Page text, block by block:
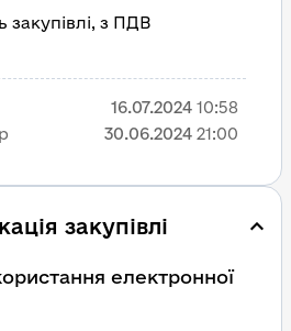
закупівлі
електронної
закупівлі, з ПДВ
16.07.2024 10:58
30.06.2024 21:00